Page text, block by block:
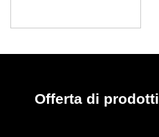
Offerta di prodotti